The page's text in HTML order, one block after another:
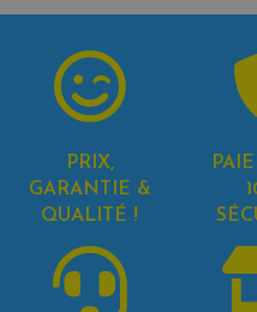
PRIX,
GARANTIE &
QUALITÉ !